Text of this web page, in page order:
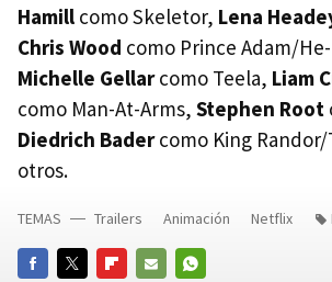
Hamill como Skeletor, Lena
Chris Wood como Prince Adam/
Michelle Gellarcomo Teela, Liam
como Man-At-Arms, Stephen Root
Diedrich Badercomo King
otros.
TEMAS Trailers Animación Netflix